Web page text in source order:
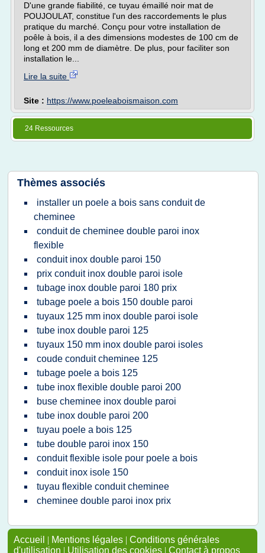
D'une grande fiabilité, ce tuyau émaillé noir mat de
POUJOULAT, constitue l'un des raccordements le plus
pratique du marché. Conçu pour votre installation de
poêle à bois, il a des dimensions modestes de 100 cm de
long et 200 mm de diamètre. De plus, pour faciliter son
installation le...
Lire la suite
Site : https://www.poeleaboismaison.com
24 Ressources
Thèmes associés
installer un poele a bois sans conduit de
cheminee
conduit de cheminee double paroi inox
flexible
conduit inox double paroi 150
prix conduit inox double paroi isole
tubage inox double paroi 180 prix
tubage poele a bois 150 double paroi
tuyaux 125 mm inox double paroi isole
tube inox double paroi 125
tuyaux 150 mm inox double paroi isoles
coude conduit cheminee 125
tubage poele a bois 125
tube inox flexible double paroi 200
buse cheminee inox double paroi
tube inox double paroi 200
tuyau poele a bois 125
tube double paroi inox 150
conduit flexible isole pour poele a bois
conduit inox isole 150
tuyau flexible conduit cheminee
cheminee double paroi inox prix
Accueil | Mentions légales | Conditions générales
d'utilisation | Utilisation des cookies | Contact à propos